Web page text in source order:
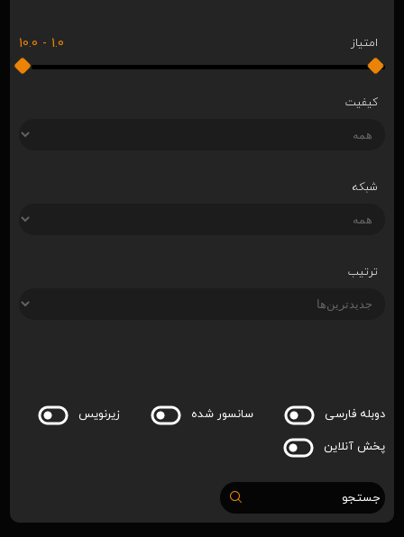
امتیاز 1.0
-
10.0
کیفیت
شبکه
ترتیب
دوبله فارسی سانسور شده
زیرنویس
پخش آنلاین
جستجو